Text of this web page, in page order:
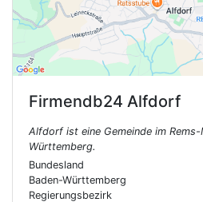
Firmendb24 Alfdorf
Alfdorf ist eine Gemeinde im
Württemberg.
Bundesland
Baden-Württemberg
Regierungsbezirk